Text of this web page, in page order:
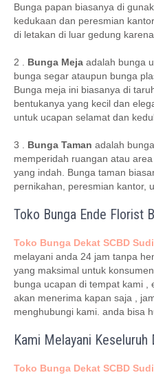
Bunga papan biasanya di
kedukaan dan peresmian
di letakan di luar gedung
2 . Bunga Meja adalah bunga
bunga segar ataupun bunga
Bunga meja ini biasanya di
bentukanya yang kecil dan
untuk ucapan selamat dan
3 . Bunga Taman adalah
memperidah ruangan atau
yang indah. Bunga taman
pernikahan, peresmian kantor,
Toko Bunga Ende Florist
Toko Bunga Dekat SCBD
melayani anda 24 jam tanpa
yang maksimal untuk
bunga ucapan di tempat kami ,
akan menerima kapan saja ,
menghubungi kami. anda bisa
Kami Melayani
Toko Bunga Dekat SCBD